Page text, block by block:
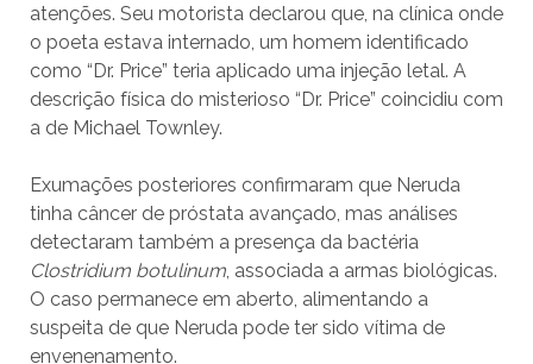
atenções. Seu motorista declarou que, na clínica onde
o poeta estava internado, um homem identificado
como “Dr. Price” teria aplicado uma injeção letal. A
descrição física do misterioso “Dr. Price” coincidiu com
a de Michael Townley.
Exumações posteriores confirmaram que Neruda
tinha câncer de próstata avançado, mas análises
detectaram também a presença da bactéria
Clostridium botulinum, associada a armas biológicas.
O caso permanece em aberto, alimentando a
suspeita de que Neruda pode ter sido vítima de
envenenamento.